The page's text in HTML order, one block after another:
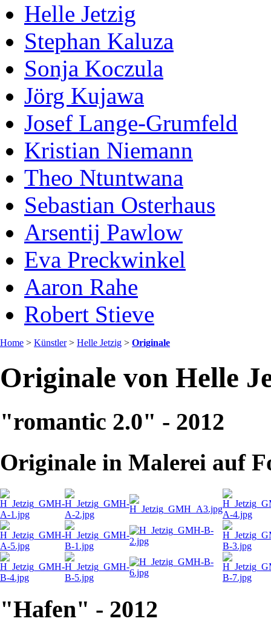
Helle Jetzig
Stephan Kaluza
Sonja Koczula
Jörg Kujawa
Josef Lange-Grumfeld
Kristian Niemann
Theo Ntuntwana
Sebastian Osterhaus
Arsentij Pawlow
Eva Preckwinkel
Aaron Rahe
Robert Stieve
Home > Künstler > Helle Jetzig > Originale
Originale von Helle
"romantic 2.0" - 2012
Originale in Malerei auf
"Hafen" - 2012